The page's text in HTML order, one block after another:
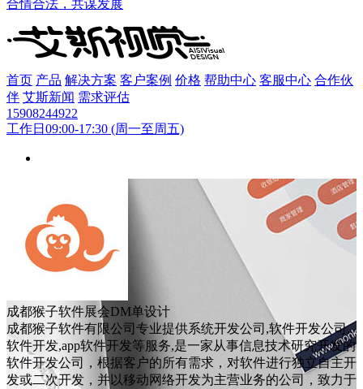
合情合法，共谋发展
首页 产品 解决方案 客户案例 价格 帮助中心 客服中心 合作伙
伴 艾斯新闻 需求评估
15908244922
工作日09:00-17:30 (周一至周五)
成都猴子软件展会DM单设计
成都猴子软件有限公司专业提供系统开发公司,软件开发公司,
软件开发,app软件开发等服务,是一家从事信息技术研究开发的
软件开发公司，根据客户的所有需求，对软件进行独立自主开
发或二次开发，并以移动网络开发为主营业务的公司，致力于